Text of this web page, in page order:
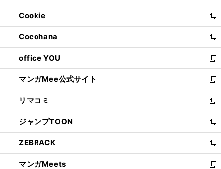
開
く
ウ
で
開
く
ン
ド
ウ
で
開
く
ウ
ィ
ン
ド
ウ
で
開
く
Cookie
新
し
い
ウ
ィ
ン
ド
ウ
で
開
く
Cocohana
新
し
い
ウ
ィ
ン
ド
ウ
で
開
く
office YOU
新
し
い
ウ
ィ
ン
ド
ウ
で
開
く
マンガMee公式サイト
新
し
い
ウ
ィ
ン
ド
ウ
で
リマコミ
新
し
い
ウ
ィ
ン
ド
ジャンプTOON
新
し
い
ウ
ィ
ZEBRACK
新
し
い
マンガMeets
新